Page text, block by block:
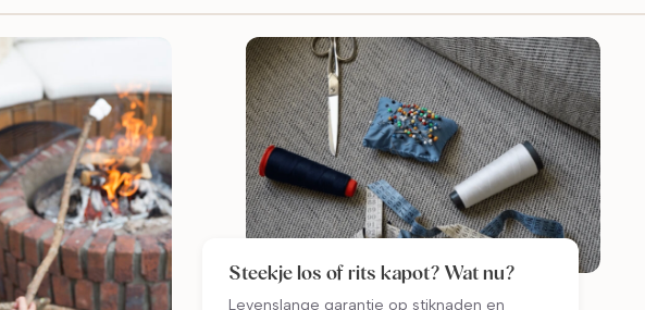
Steekje los of rits kapot? Wat nu?
Levenslange garantie op stiknaden en